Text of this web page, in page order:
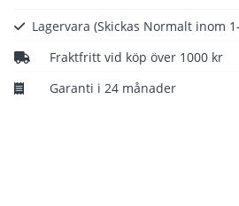
Lagervara (Skickas Normalt inom
Fraktfritt vid köp över 1000 kr
Garanti i 24 månader